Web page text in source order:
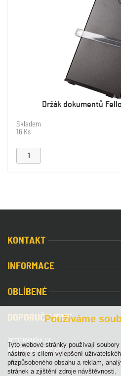
Držák dokumentů
Skladem
16 Ks
KONTAKT
INFORMACE
OBLÍBENÉ
DOPORUČUJEME
laminovacky.cz
krouzkovavazba.cz
© 2026 PALA, s. r. o. | Všechna práva
Používáme
Tyto webové stránky používají
nástroje s cílem vylepšení
přizpůsobeného obsahu a reklam,
stránek a zjištění zdroje návštěvnosti.